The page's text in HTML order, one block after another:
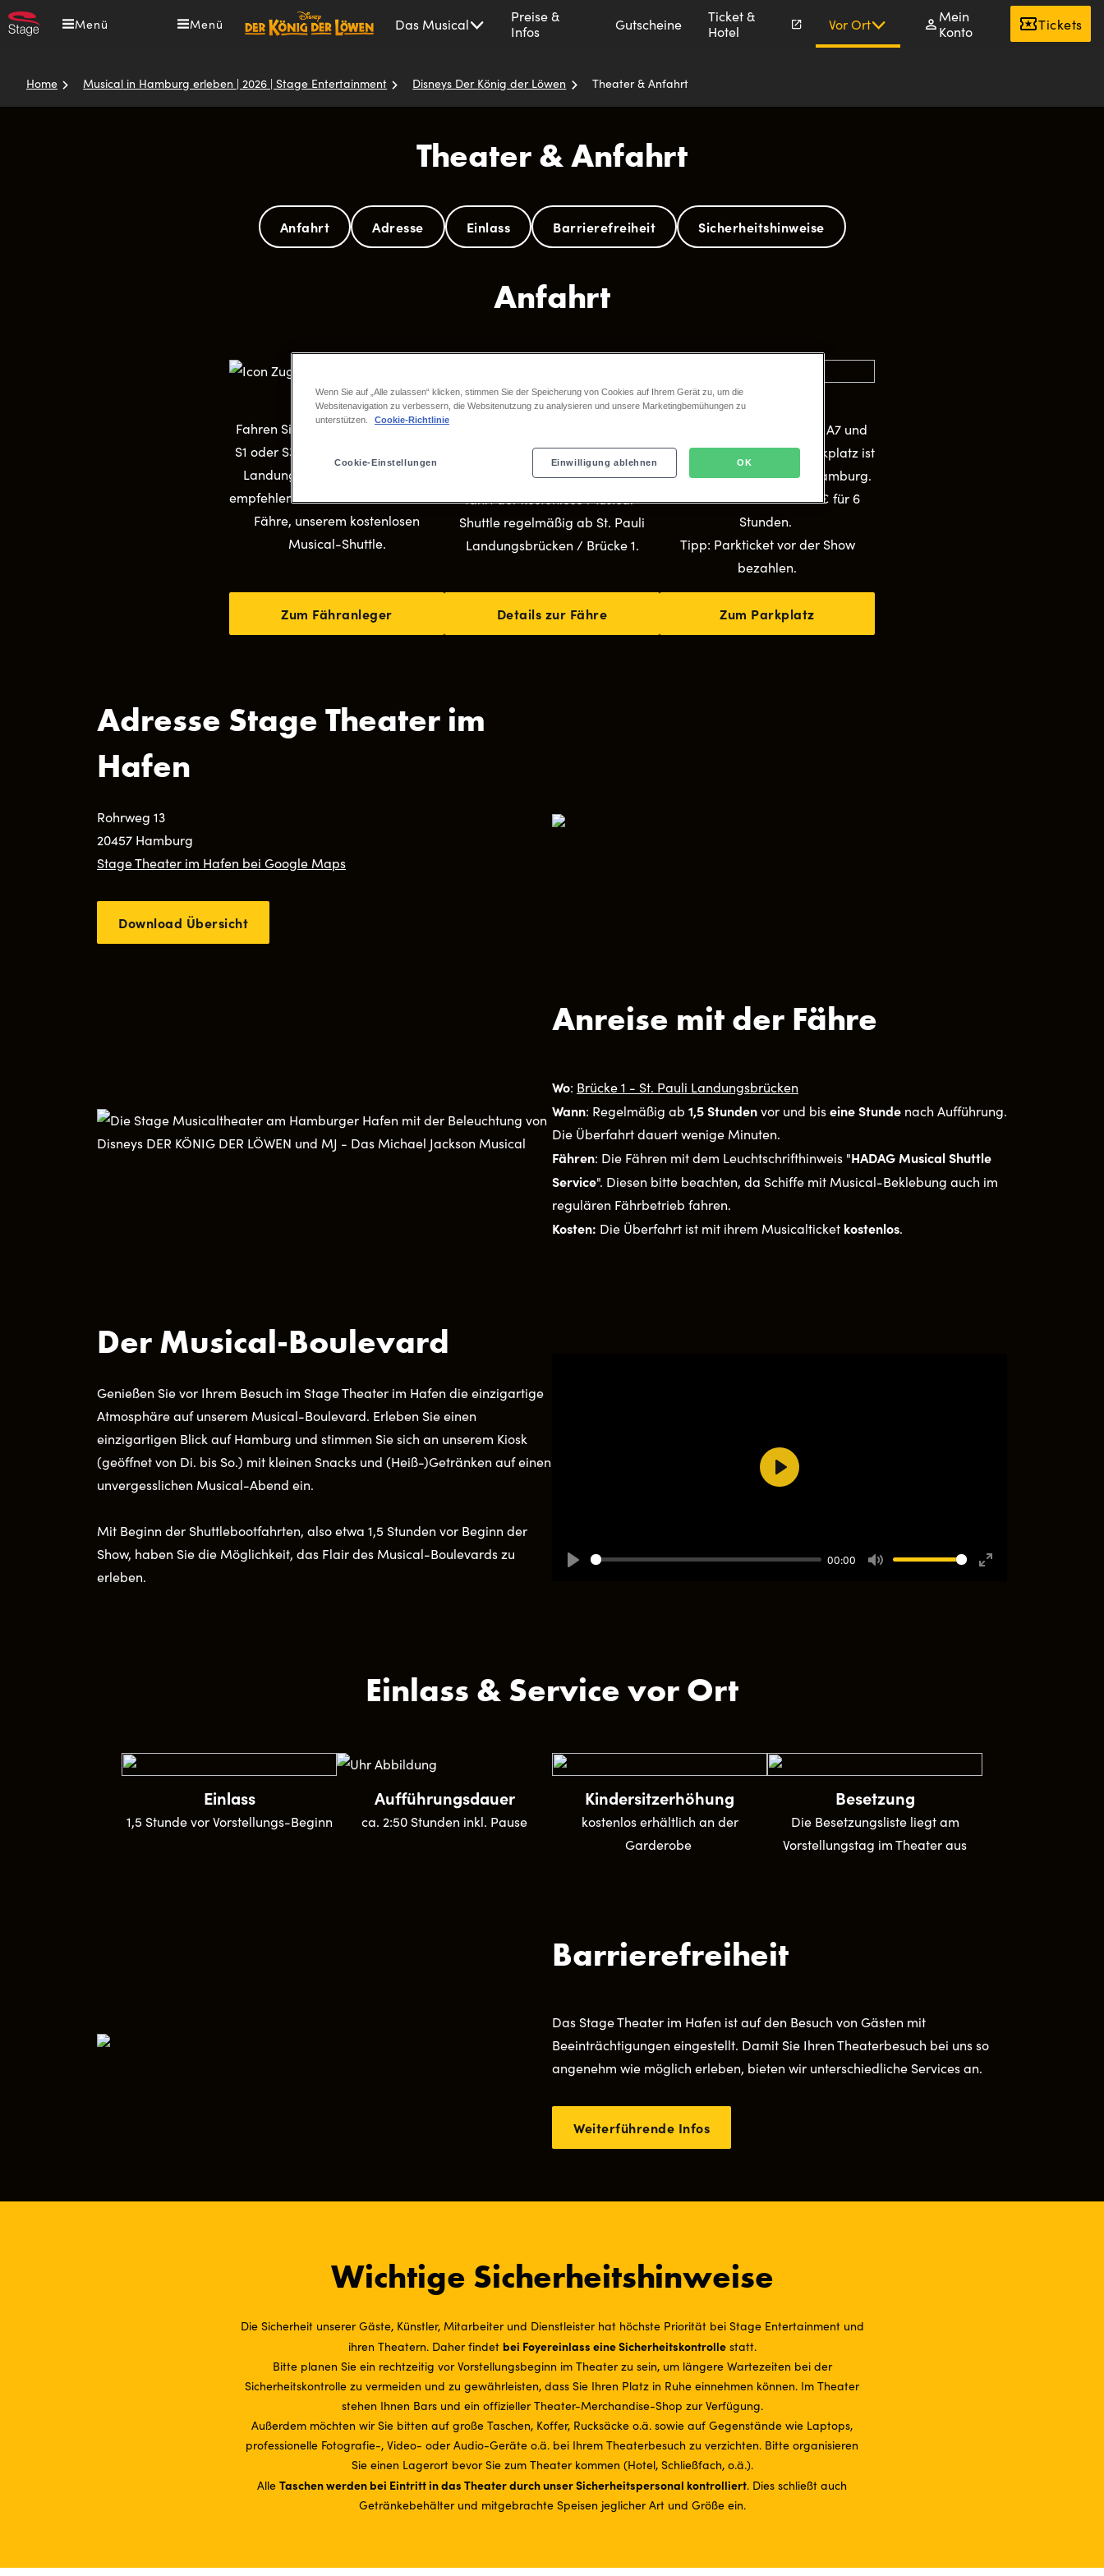
Direkt
zum
Menü Menü
Der
der
Löwen
Das Musical
Preise &
Infos
Gutscheine
Ticket &
Hotel
Vor Ort
Mein
Konto
Tickets
Pfadnavigation
Home Musical in Hamburg erleben | 2026 | Stage Entertainment Disneys Der König der Löwen Theater & Anfahrt
Theater & Anfahrt
Anfahrt Adresse Einlass Barrierefreiheit Sicherheitshinweise
Anfahrt
ÖPNV
Fahren Sie mit den S-Bahn-Linien
S1 oder S3 bzw. der U-Bahn U3 bis
Landungsbrücken. Von dort aus
empfehlen wir die Überfahrt mit der
Fähre, unserem kostenlosen
Musical-Shuttle.
Zum Fähranleger
Fähre
Fähre.
Ab 1,5 Stunden vor Showbeginn
fährt der kostenlose Musical-
Shuttle regelmäßig ab St. Pauli
Landungsbrücken / Brücke 1.
Details zur Fähre
Auto & Parken
über die A7 und
die A1. Das Theater mit Parkplatz ist
am Rohrweg 13 in 20457 Hamburg.
Parken vor Ort kostet: 8 € für 6
Stunden.
Tipp: Parkticket vor der Show
bezahlen.
Zum Parkplatz
Adresse Stage Theater im
Hafen
Rohrweg 13
20457 Hamburg
Stage Theater im Hafen bei Google Maps
Download Übersicht
Anreise mit der Fähre
Wo: Brücke 1 - St. Pauli Landungsbrücken
Wann: Regelmäßig ab 1,5 Stundenvor und biseine Stunde nach Aufführung.
Die Überfahrt dauert wenige Minuten.
Fähren: Die Fähren mit dem Leuchtschrifthinweis "HADAG Musical Shuttle
Service". Diesen bitte beachten, da Schiffe mit Musical-Beklebung auch im
regulären Fährbetrieb fahren.
Kosten: Die Überfahrt ist mit ihrem Musicalticket kostenlos.
Der Musical-Boulevard
Genießen Sie vor Ihrem Besuch im Stage Theater im Hafen die einzigartige
Atmosphäre auf unserem Musical-Boulevard. Erleben Sie einen
einzigartigen Blick auf Hamburg und stimmen Sie sich an unserem Kiosk
(geöffnet von Di. bis So.) mit kleinen Snacks und (Heiß-)Getränken auf einen
unvergesslichen Musical-Abend ein.
Mit Beginn der Shuttlebootfahrten, also etwa 1,5 Stunden vor Beginn der
Show, haben Sie die Möglichkeit, das Flair des Musical-Boulevards zu
erleben.
00:00
Play
Einlass & Service vor Ort
Einlass
1,5 Stunde vor Vorstellungs-Beginn
Aufführungsdauer
ca. 2:50 Stunden inkl. Pause
Kindersitzerhöhung
kostenlos erhältlich an der
Garderobe
Besetzung
Die Besetzungsliste liegt am
Vorstellungstag im Theater aus
Barrierefreiheit
Das Stage Theater im Hafen ist auf den Besuch von Gästen mit
Beeinträchtigungen eingestellt. Damit Sie Ihren Theaterbesuch bei uns so
angenehm wie möglich erleben, bieten wir unterschiedliche Services an.
Weiterführende Infos
Wichtige Sicherheitshinweise
Die Sicherheit unserer Gäste, Künstler, Mitarbeiter und Dienstleister hat höchste Priorität bei Stage Entertainment und
ihren Theatern. Daher findet bei Foyereinlass eine Sicherheitskontrollestatt.
Bitte planen Sie ein rechtzeitig vor Vorstellungsbeginn im Theater zu sein, um längere Wartezeiten bei der
Sicherheitskontrolle zu vermeiden und zu gewährleisten, dass Sie Ihren Platz in Ruhe einnehmen können. Im Theater
stehen Ihnen Bars und ein offizieller Theater-Merchandise-Shop zur Verfügung.
Außerdem möchten wir Sie bitten auf große Taschen, Koffer, Rucksäcke o.ä. sowie auf Gegenstände wie Laptops,
professionelle Fotografie-, Video- oder Audio-Geräte o.ä. bei Ihrem Theaterbesuch zu verzichten. Bitte organisieren
Sie einen Lagerort bevor Sie zum Theater kommen (Hotel, Schließfach, o.ä.).
Alle Taschen werden bei Eintritt in das Theater durch unser Sicherheitspersonal kontrolliert. Dies schließt auch
Getränkebehälter und mitgebrachte Speisen jeglicher Art und Größe ein.
Wenn Sie auf „Alle zulassen“ klicken, stimmen Sie der Speicherung von Cookies auf Ihrem Gerät zu, um die
Websitenavigation zu verbessern, die Websitenutzung zu analysieren und unsere Marketingbemühungen zu
unterstützen.
Cookie-Richtlinie
Cookie-Einstellungen Einwilligung ablehnen OK